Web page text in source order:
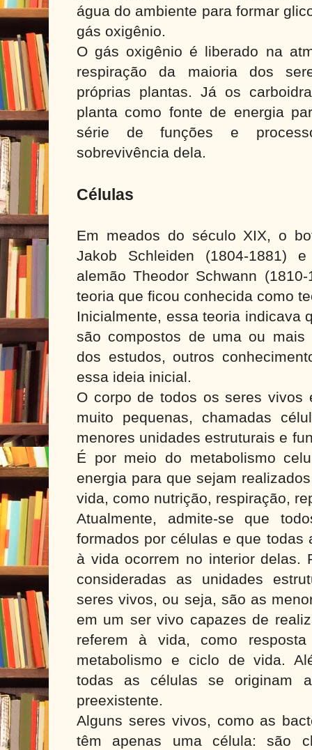
água do ambiente para formar
gás oxigênio.
O gás oxigênio é liberado na
respiração da maioria dos
próprias plantas. Já os
planta como fonte de energia
série de funções e
sobrevivência dela.
Células
Em meados do século XIX, o
Jakob Schleiden (1804-1881)
alemão Theodor Schwann
teoria que ficou conhecida como
Inicialmente, essa teoria indicava
são compostos de uma ou
dos estudos, outros
essa ideia inicial.
O corpo de todos os seres vivos
muito pequenas, chamadas
menores unidades estruturais e
É por meio do metabolismo
energia para que sejam
vida, como nutrição, respiração,
Atualmente, admite-se que
formados por células e que todas
à vida ocorrem no interior delas.
consideradas as unidades
seres vivos, ou seja, são as
em um ser vivo capazes de
referem à vida, como
metabolismo e ciclo de vida.
todas as células se originam
preexistente.
Alguns seres vivos, como as
têm apenas uma célula: são